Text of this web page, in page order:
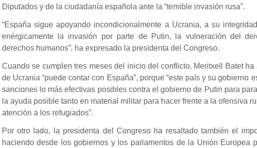
Diputados y de la ciudadanía española ante la “temible invasión rusa”.
“España sigue apoyando incondicionalmente a Ucrania, a su
enérgicamente la invasión por parte de Putin, la vulneración del
derechos humanos”, ha expresado la presidenta del Congreso.
Cuando se cumplen tres meses del inicio del conflicto, Meritxell Batet
de Ucrania “puede contar con España”, porque “este país y su gobierno
sanciones lo más efectivas posibles contra el gobierno de Putin para
la ayuda posible tanto en material militar para hacer frente a la ofensiva
atención a los refugiados”.
Por otro lado, la presidenta del Congreso ha resaltado también el
haciendo desde los gobiernos y los parlamentos de la Unión Europea